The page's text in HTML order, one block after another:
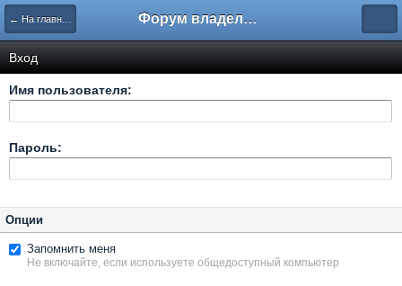
← На главную Форум владельцев интернет-магазинов
Вход
Имя пользователя:
Пароль:
Опции
Запомнить меня
Не включайте, если используете общедоступный компьютер